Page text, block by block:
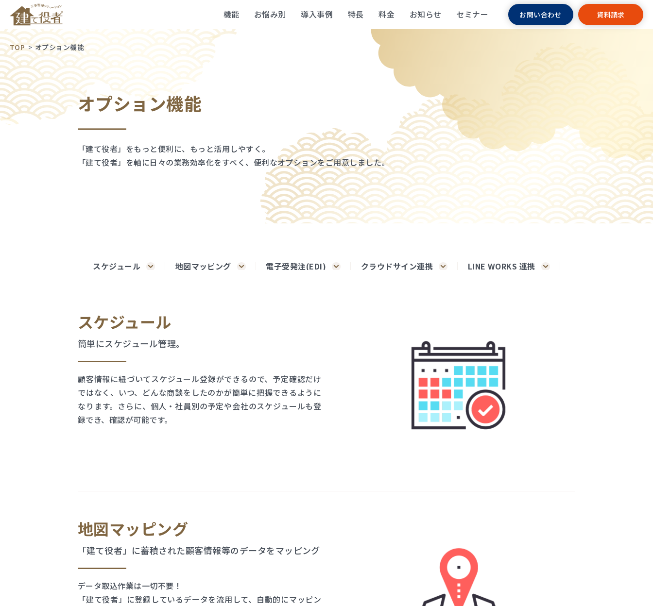
機能 お悩み別 導入事例 特長 料金 お知らせ セミナー お問い合わせ 資料請求
TOP オプション機能
オプション機能
「建て役者」をもっと便利に、もっと活用しやすく。
「建て役者」を軸に日々の業務効率化をすべく、便利なオプションをご用意しました。
スケジュール 地図マッピング 電子受発注(EDI) クラウドサイン連携 LINE WORKS 連携
スケジュール
簡単にスケジュール管理。
顧客情報に紐づいてスケジュール登録ができるので、予定確認だけ
ではなく、いつ、どんな商談をしたのかが簡単に把握できるように
なります。さらに、個人・社員別の予定や会社のスケジュールも登
録でき、確認が可能です。
地図マッピング
「建て役者」に蓄積された顧客情報等のデータをマッピング
データ取込作業は一切不要！
「建て役者」に登録しているデータを流用して、自動的にマッピン